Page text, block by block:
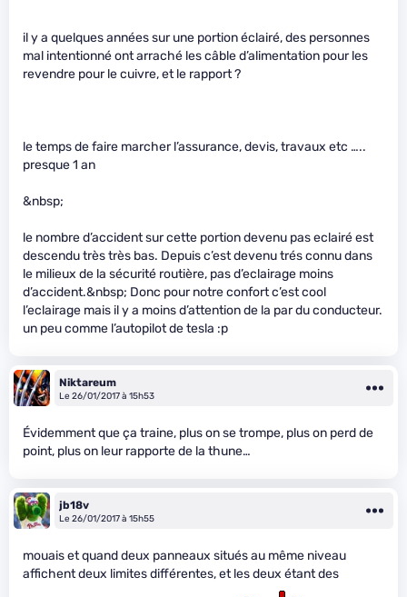
il y a quelques années sur une portion éclairé, des personnes
mal intentionné ont arraché les câble d’alimentation pour les
revendre pour le cuivre, et le rapport ?
le temps de faire marcher l’assurance, devis, travaux etc …..
presque 1 an
&nbsp;
le nombre d’accident sur cette portion devenu pas eclairé est
descendu très très bas. Depuis c’est devenu trés connu dans
le milieux de la sécurité routière, pas d’eclairage moins
d’accident.&nbsp; Donc pour notre confort c’est cool
l’eclairage mais il y a moins d’attention de la par du conducteur.
un peu comme l’autopilot de tesla :p
Niktareum
Le 26/01/2017 à 15h53
Évidemment que ça traine, plus on se trompe, plus on perd de
point, plus on leur rapporte de la thune…
jb18v
Le 26/01/2017 à 15h55
mouais et quand deux panneaux situés au même niveau
affichent deux limites différentes, et les deux étant des